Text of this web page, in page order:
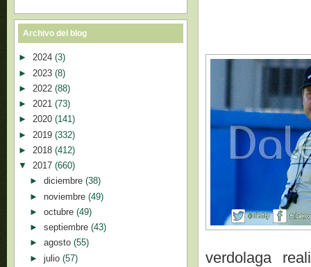
verdolaga
Archivo del blog
► 2024 (3)
► 2023 (8)
► 2022 (88)
► 2021 (73)
► 2020 (141)
► 2019 (332)
► 2018 (412)
▼ 2017 (660)
► diciembre (38)
► noviembre (49)
► octubre (49)
► septiembre (43)
► agosto (55)
► julio (57)